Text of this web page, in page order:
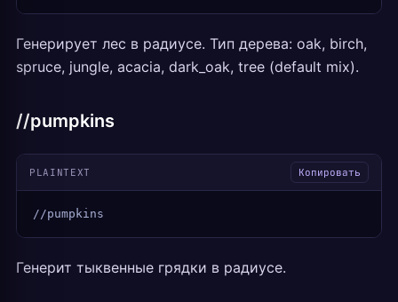
Генерирует лес в радиусе. Тип дерева: oak, birch,
spruce, jungle, acacia, dark_oak, tree (default mix).
//pumpkins
PLAINTEXT Копировать
//pumpkins
Генерит тыквенные грядки в радиусе.